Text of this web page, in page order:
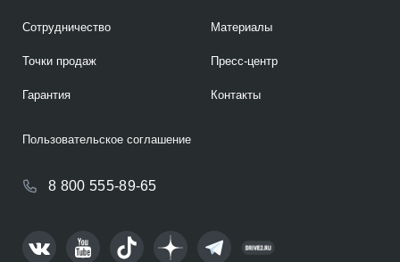
Сотрудничество
Точки продаж
Гарантия
Материалы
Пресс-центр
Контакты
8 800 555-89-65
Пользовательское соглашение